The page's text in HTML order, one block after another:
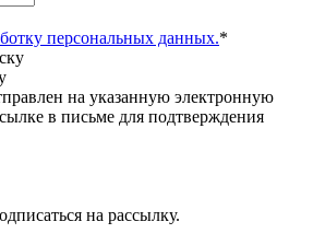
персональных данных.*
на указанную электронную
в письме для подтверждения
на рассылку.